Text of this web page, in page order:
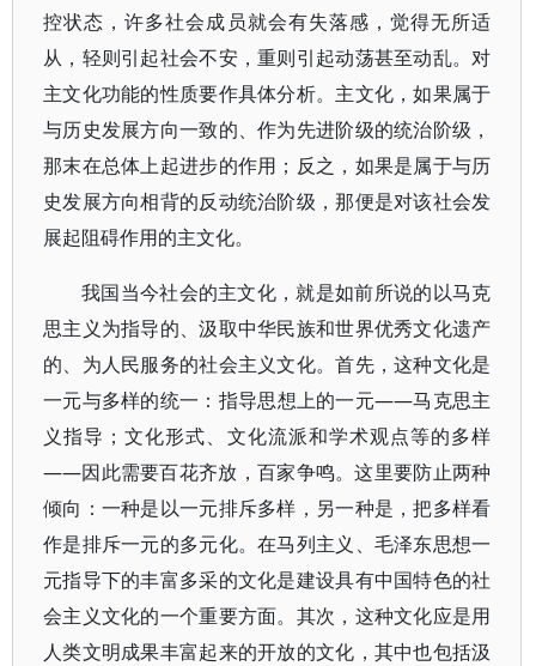
控状态，许多社会成员就会有失落感，觉得无所适
从，轻则引起社会不安，重则引起动荡甚至动乱。对
主文化功能的性质要作具体分析。主文化，如果属于
与历史发展方向一致的、作为先进阶级的统治阶级，
那末在总体上起进步的作用；反之，如果是属于与历
史发展方向相背的反动统治阶级，那便是对该社会发
展起阻碍作用的主文化。
我国当今社会的主文化，就是如前所说的以马克
思主义为指导的、汲取中华民族和世界优秀文化遗产
的、为人民服务的社会主义文化。首先，这种文化是
一元与多样的统一：指导思想上的一元——马克思主
义指导；文化形式、文化流派和学术观点等的多样
——因此需要百花齐放，百家争鸣。这里要防止两种
倾向：一种是以一元排斥多样，另一种是，把多样看
作是排斥一元的多元化。在马列主义、毛泽东思想一
元指导下的丰富多采的文化是建设具有中国特色的社
会主义文化的一个重要方面。其次，这种文化应是用
人类文明成果丰富起来的开放的文化，其中也包括汲